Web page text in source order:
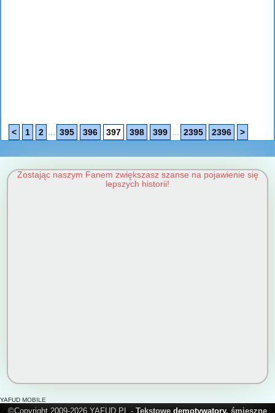
< 1 2 ... 395 396 397 398 399 ... 2395 2396 >
Zostając naszym Fanem zwiększasz szanse na pojawienie się
lepszych historii!
YAFUD MOBILE
©Copyright 2009-2026 YAFUD.PL - Tekstowe demotywatory, śmieszne